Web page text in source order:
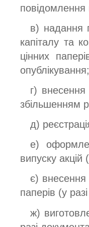
повідомлення
в) надання
капіталу та
цінних
опублікування;
г) внесення
збільшенням
д)
е)
випуску
є) внесення
паперів (у
ж)